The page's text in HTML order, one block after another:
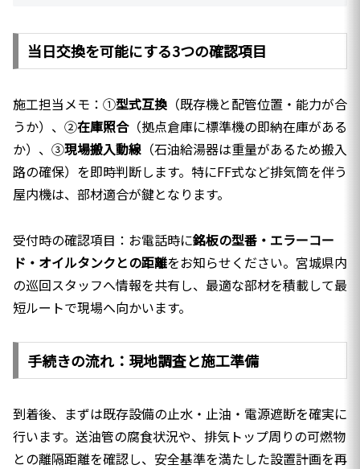
当日交換を可能にする3つの確認項目
施工担当メモ：①型式互換 （既存機と配管位置・能力が合
うか）、②在庫照合（拠点倉庫に標準機の即納在庫がある
か）、③現場搬入動線 （石油給湯器は重量があるため搬入
路の確保）を即時判断します。特にFF式など排気筒を伴う
屋内機は、部材適合が鍵となります。
受付時の確認項目：お電話時に銘板の型番・エラーコー
ド・オイルタンクとの距離をお知らせください。宮城県内
の巡回スタッフへ情報を共有し、最適な部材を積載して最
短ルートで現場へ向かいます。
手続きの流れ：現地調査と施工準備
到着後、まずは既存設備の止水・止油・電源遮断を確実に
行います。送油管の腐食状況や、排気トップ周りの可燃物
との離隔距離を確認し、安全基準を満たした設置計画を再